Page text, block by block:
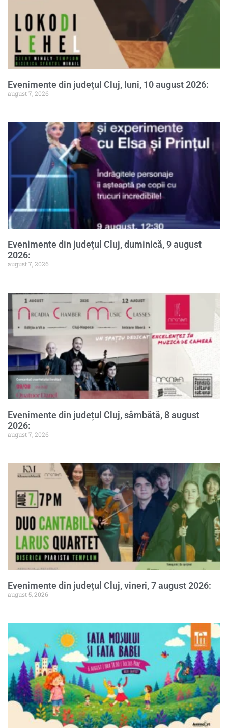
Evenimente din județul Cluj, luni, 10 august 2026:
august 7, 2026
Evenimente din județul Cluj, duminică, 9 august
2026:
august 7, 2026
Evenimente din județul Cluj, sâmbătă, 8 august
2026:
august 7, 2026
Evenimente din județul Cluj, vineri, 7 august 2026:
august 5, 2026